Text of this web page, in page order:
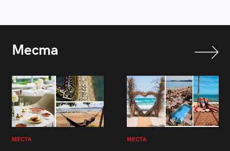
Места
МЕСТА МЕСТА